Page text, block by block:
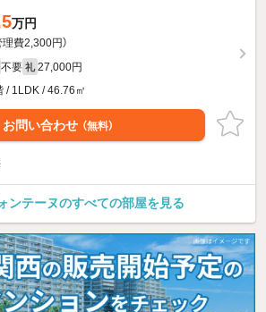
万円
理費2,300円）
不要 礼 27,000円
/ 1LDK / 46.76㎡
お問い合わせ （無料）
ンテーヌのすべての部屋を見る